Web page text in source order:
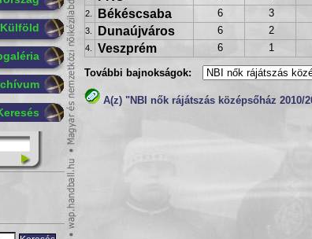
Külföld
2. Békéscsaba 6 3
3. Dunaújváros 6 2
4. Veszprém 6 1
További bajnokságok:
A(z) "NBI nők rájátszás középsőház 2010/